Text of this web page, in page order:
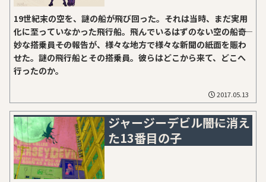
19世紀末の空を、謎の船が飛び回った。それは当時、まだ実用
化に至っていなかった飛行船。飛んでいるはずのない空の船――奇
妙な搭乗員――その報告が、様々な地方で様々な新聞の紙面を賑わ
せた。謎の飛行船とその搭乗員。彼らはどこから来て、どこへ
行ったのか。
2017.05.13
ジャージーデビル――闇に消え
た13番目の子